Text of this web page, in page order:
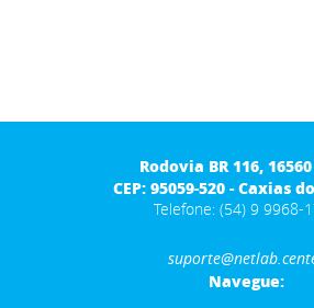
Rodovia BR 116,
CEP: 95059-520 - Caxias
Telefone: (54) 9 9968-
Navegue: